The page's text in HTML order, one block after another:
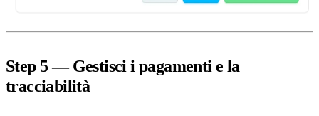
Step 5 — Gestisci i pagamenti e la
tracciabilità